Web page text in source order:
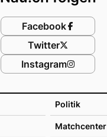
Politik
Matchcenter
Facebook
Twitter
Instagram